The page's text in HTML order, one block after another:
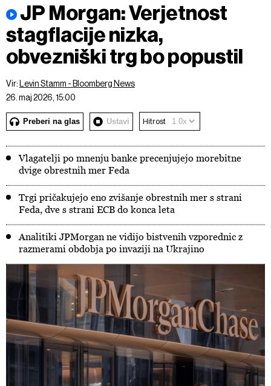
JP Morgan: Verjetnost
stagflacije nizka,
obvezniški trg bo popustil
Vir:
Levin Stamm - Bloomberg News
26. maj 2026, 15:00
Preberi na glas Ustavi Hitrost
Vlagatelji po mnenju banke precenjujejo morebitne
dvige obrestnih mer Feda
Trgi pričakujejo eno zvišanje obrestnih mer s strani
Feda, dve s strani ECB do konca leta
Analitiki JPMorgan ne vidijo bistvenih vzporednic z
razmerami obdobja po invaziji na Ukrajino